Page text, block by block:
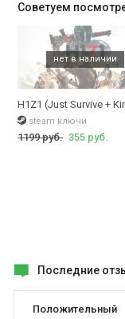
экшен, автомобили,
исследований.
ради победы. Вы
предыдущей версии.
припасами, ведь
Советуем
H1Z1 (Just Survive +
steam ключи
1199 руб. 355 руб.
Последние
Положительный